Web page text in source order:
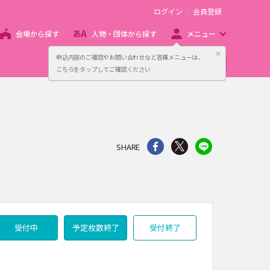
申込内容のご確認やお問い合わせなど各種メニューは、
こちらをタップしてご確認ください
閉じる
ログイン 会員登録
会場から探す 人物・団体から探す メニュー
主催者向け販売サービス
SHARE シェア Twitter
受付中 予定枚数終了 受付終了